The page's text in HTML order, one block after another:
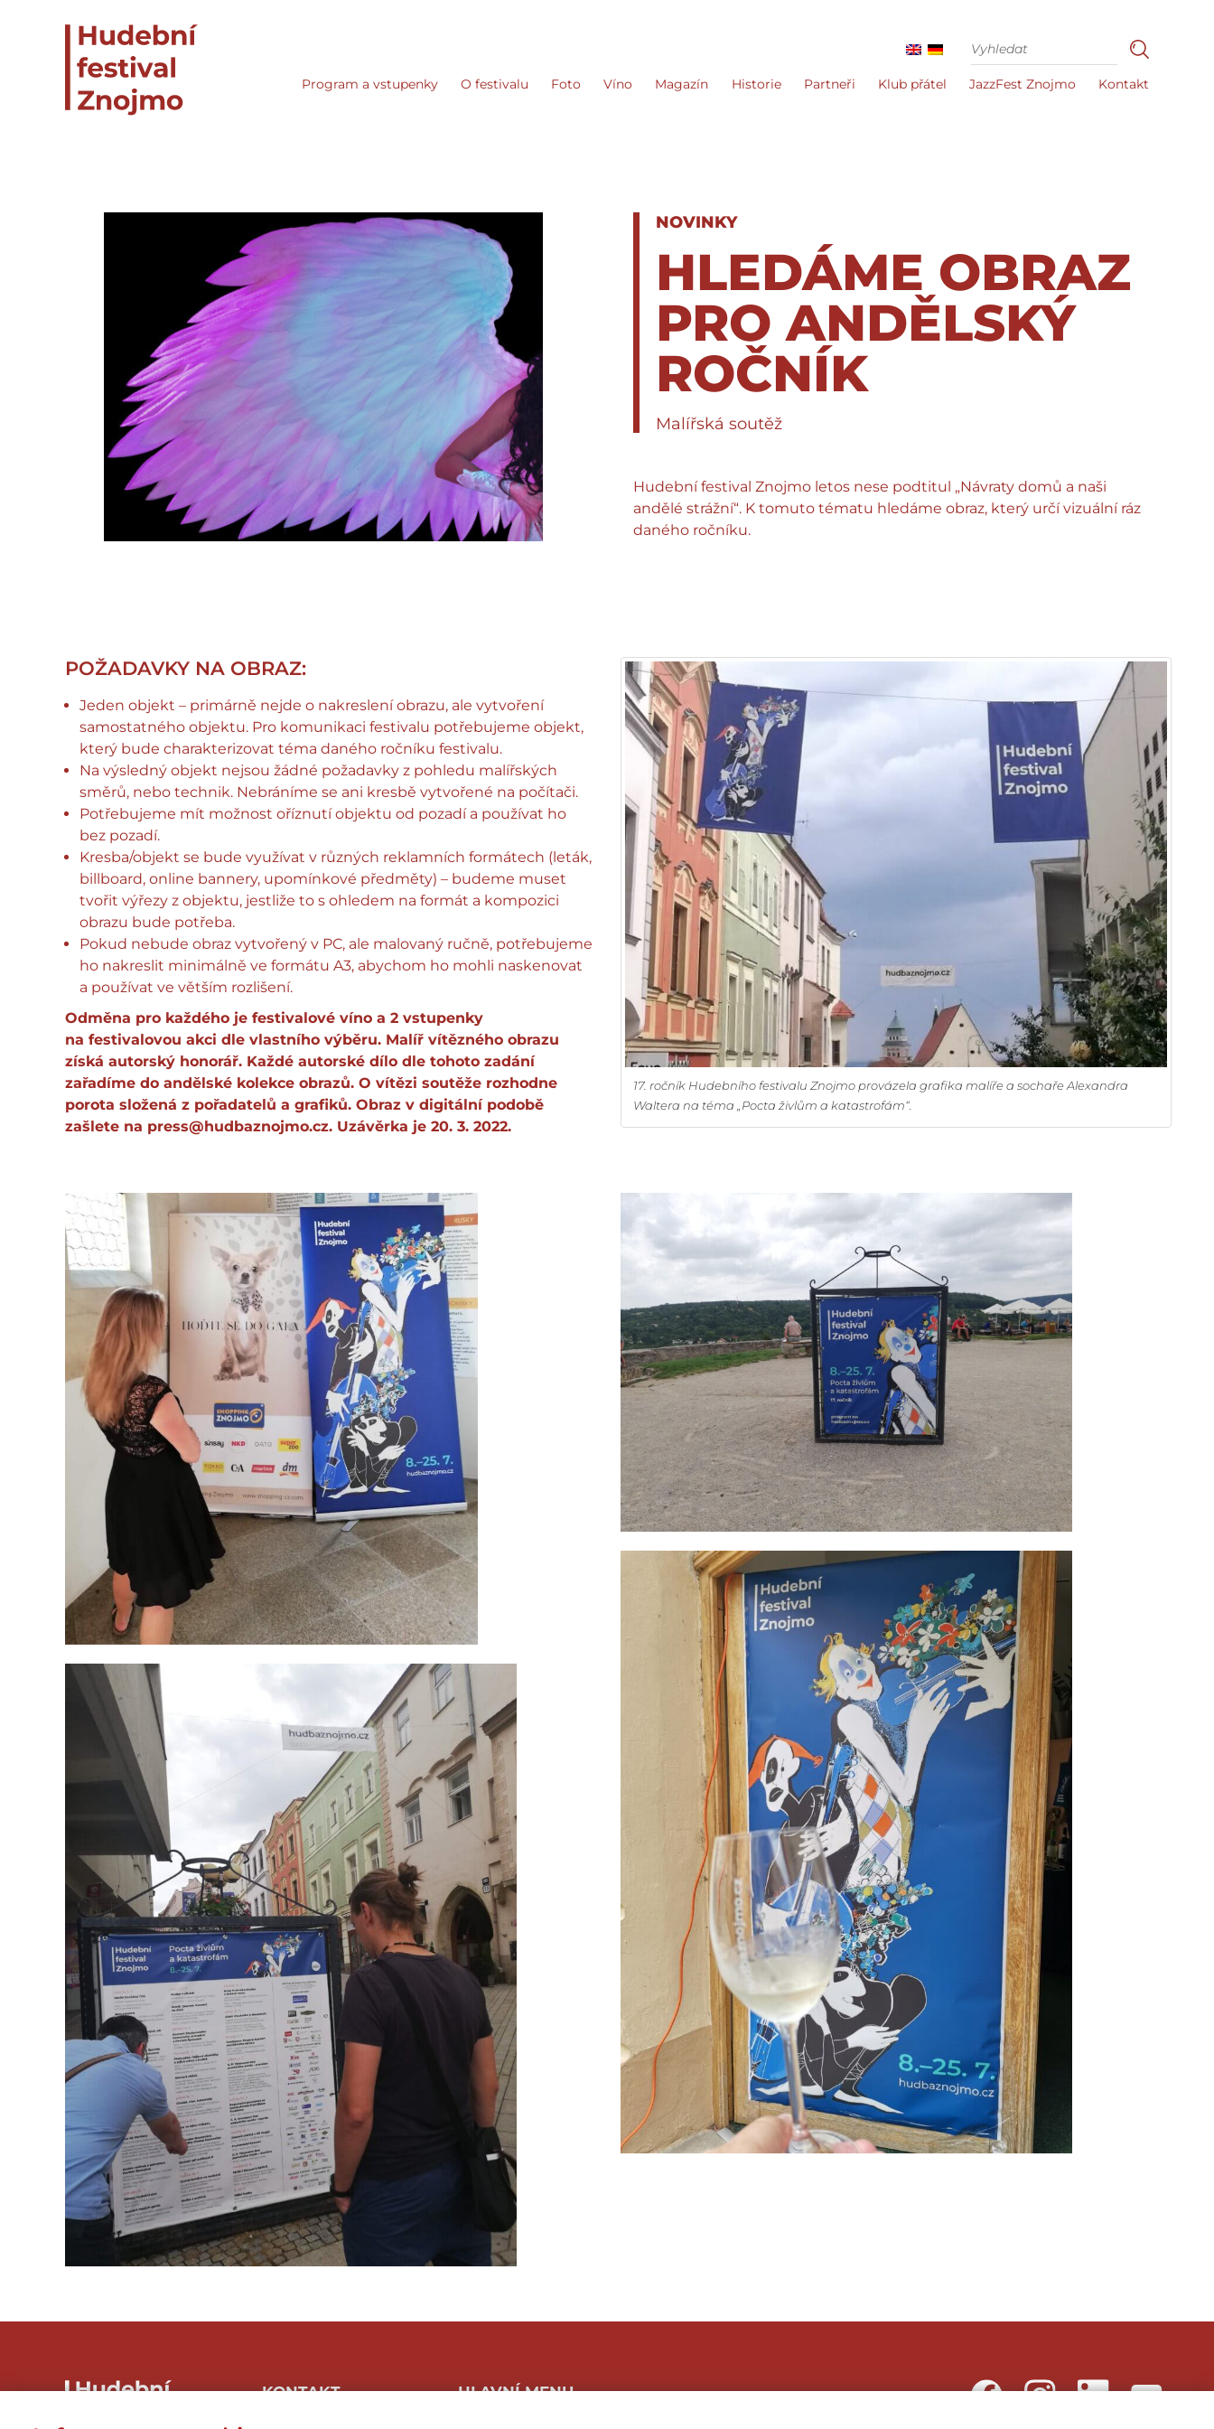
Program a vstupenky O festivalu Foto Víno Magazín Historie Partneři Klub přátel JazzFest Znojmo Kontakt
NOVINKY
HLEDÁME OBRAZ
PRO ANDĚLSKÝ
ROČNÍK
Malířská soutěž
Hudební festival Znojmo letos nese podtitul „Návraty domů a naši
andělé strážní“. K tomuto tématu hledáme obraz, který určí vizuální ráz
daného ročníku.
POŽADAVKY NA OBRAZ:
Jeden objekt – primárně nejde o nakreslení obrazu, ale vytvoření
samostatného objektu. Pro komunikaci festivalu potřebujeme objekt,
který bude charakterizovat téma daného ročníku festivalu.
Na výsledný objekt nejsou žádné požadavky z pohledu malířských
směrů, nebo technik. Nebráníme se ani kresbě vytvořené na počítači.
Potřebujeme mít možnost oříznutí objektu od pozadí a používat ho
bez pozadí.
Kresba/objekt se bude využívat v různých reklamních formátech (leták,
billboard, online bannery, upomínkové předměty) – budeme muset
tvořit výřezy z objektu, jestliže to s ohledem na formát a kompozici
obrazu bude potřeba.
Pokud nebude obraz vytvořený v PC, ale malovaný ručně, potřebujeme
ho nakreslit minimálně ve formátu A3, abychom ho mohli naskenovat
a používat ve větším rozlišení.
Odměna pro každého je festivalové víno a 2 vstupenky
na festivalovou akci dle vlastního výběru. Malíř vítězného obrazu
získá autorský honorář. Každé autorské dílo dle tohoto zadání
zařadíme do andělské kolekce obrazů. O vítězi soutěže rozhodne
porota složená z pořadatelů a grafiků. Obraz v digitální podobě
zašlete na press@hudbaznojmo.cz. Uzávěrka je 20. 3. 2022.
17. ročník Hudebního festivalu Znojmo provázela grafika malíře a sochaře Alexandra
Waltera na téma „Pocta živlům a katastrofám“.
KONTAKT HLAVNÍ MENU